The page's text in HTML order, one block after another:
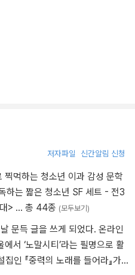
의 제왕 스티븐 킹은 악마가 깃든
정을 섬뜩하게 그려낸 단편 「130
상을 훌륭하게 펼쳐 보인 바 있
가 발생시키는 기묘한 공포에
소재로 저마다 다채로운 상상력이
나는 광원만을 올려다보는 습
탐 잡아먹을 기회만을 노리고 있
먹힌 소년 아직도 학교에 있다」
학교를 배경으로 문명화된 기계
결합한 독특한 학원 퇴마 공포물
가는 냉혹한 생존 게임이 도사리
저자파일 신간알림 신청
찍먹하는 청소년 이과 감성 문학
하는 짧은 청소년 SF 세트 - 전3
> … 총 44종 (모두보기)
문득 글을 쓰게 되었다. 온라인
서 ‘노말시티’라는 필명으로 활
인 『중력의 노래를 들어라』가